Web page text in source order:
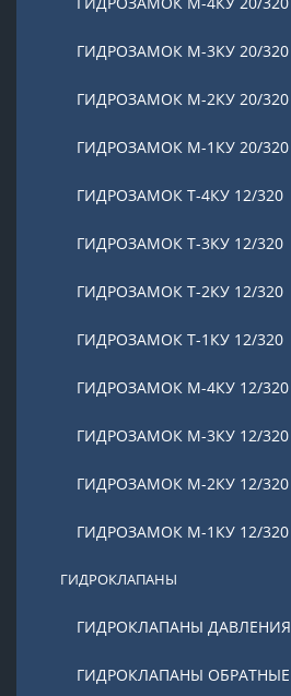
ГИДРОЗАМОК М-3КУ 20/320
ГИДРОЗАМОК М-2КУ 20/320
ГИДРОЗАМОК М-1КУ 20/320
ГИДРОЗАМОК Т-4КУ 12/320
ГИДРОЗАМОК Т-3КУ 12/320
ГИДРОЗАМОК Т-2КУ 12/320
ГИДРОЗАМОК Т-1КУ 12/320
ГИДРОЗАМОК М-4КУ 12/320
ГИДРОЗАМОК М-3КУ 12/320
ГИДРОЗАМОК М-2КУ 12/320
ГИДРОЗАМОК М-1КУ 12/320
ГИДРОКЛАПАНЫ
ГИДРОКЛАПАНЫ ДАВЛЕНИЯ
ГИДРОКЛАПАНЫ ОБРАТНЫЕ